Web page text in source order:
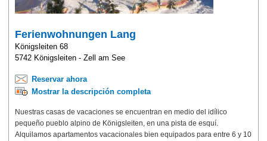
Ferienwohnungen Lang
Königsleiten 68
5742 Königsleiten - Zell am See
Reservar ahora
Mostrar la descripción completa
Nuestras casas de vacaciones se encuentran en medio del idílico
pequeño pueblo alpino de Königsleiten, en una pista de esquí.
Alquilamos apartamentos vacacionales bien equipados para entre 6 y 10